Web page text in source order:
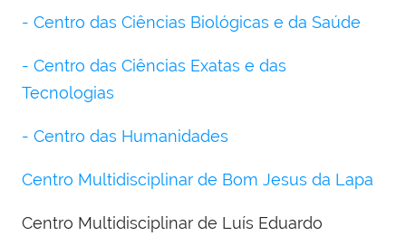
- Centro das Ciências Biológicas e da Saúde
- Centro das Ciências Exatas e das
Tecnologias
- Centro das Humanidades
Centro Multidisciplinar de Bom Jesus da Lapa
Centro Multidisciplinar de Luís Eduardo